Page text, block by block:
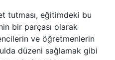
tutması, eğitimdeki bu
bir parçası olarak
ve öğretmenlerin
düzeni sağlamak gibi